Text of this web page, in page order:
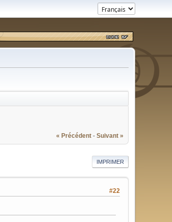
« Précédent - Suivant »
IMPRIMER
#22